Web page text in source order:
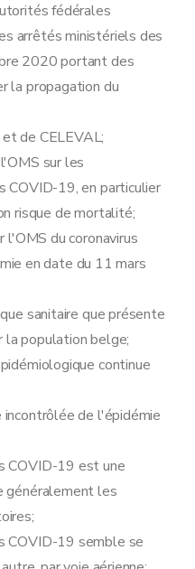
fédérales
arrêtés ministériels des
2020 portant des
la propagation du
de CELEVAL;
sur les
COVID-19, en particulier
risque de mortalité;
l'OMS du coronavirus
en date du 11 mars
sanitaire que présente
la population belge;
continue
incontrôlée de l'épidémie
COVID-19 est une
généralement les
COVID-19 semble se